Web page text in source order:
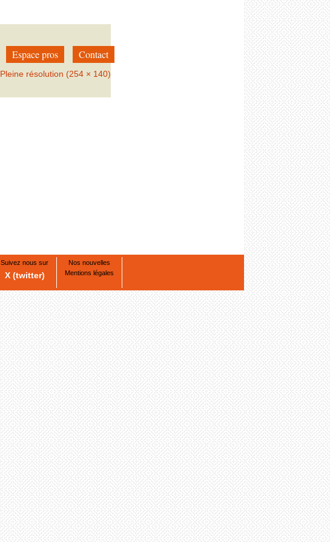
Espace pros Contact
Pleine résolution (254 × 140)
Suivez nous sur
X (twitter)
Nos nouvelles
Mentions légales